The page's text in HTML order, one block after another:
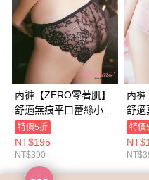
內褲【ZERO零著肌】
舒適無痕平口蕾絲小褲
(6色)
特價5折
NT$195
NT$390
內褲
舒適
(共
特價